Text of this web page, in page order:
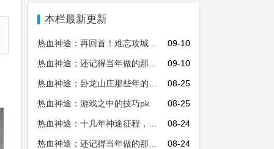
本栏最新更新
09-10
热血神途：再回首！难忘攻城时刻，细数当年沙巴克的热血
09-10
热血神途；还记得当年做的那些被人唾骂的事情？
08-25
热血神途；卧龙山庄那些年的密辛
08-25
热血神途：游戏之中的技巧pk
08-24
热血神途：十几年神途征程，让我们一起回忆当年的光辉岁月
08-24
热血神途；还记得当年做的那些被人骂的事？